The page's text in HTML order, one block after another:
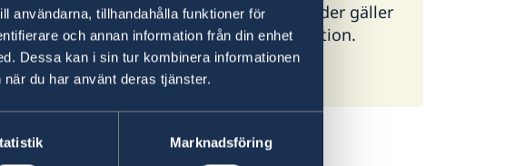
användarna, tillhandahålla funktioner för
och annan information från din enhet
Dessa kan i sin tur kombinera informationen
du har använt deras tjänster.
Marknadsföring
som gäller för alla länder. I vissa länder gäller
ansvarig ambassad för mer information.